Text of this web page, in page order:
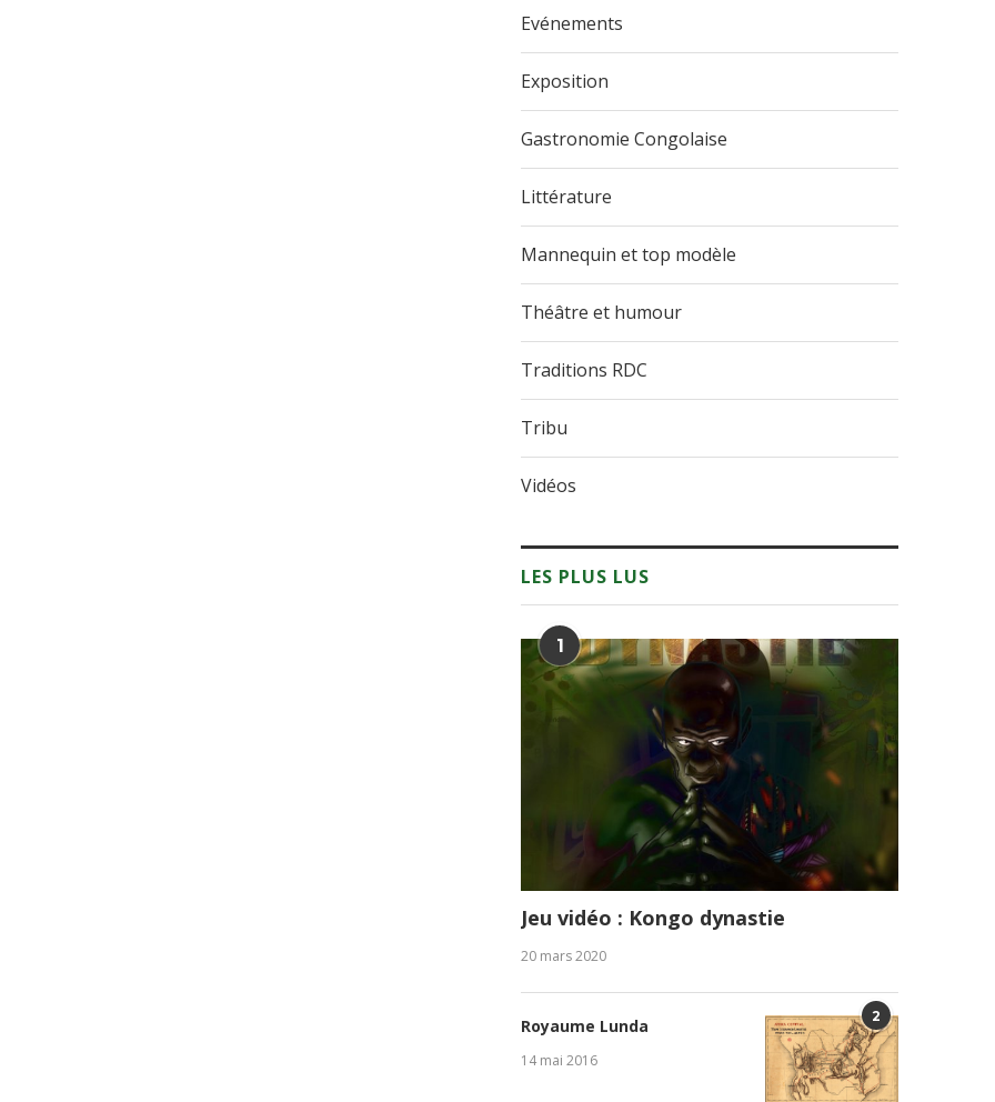
Evénements
Exposition
Gastronomie Congolaise
Littérature
Mannequin et top modèle
Théâtre et humour
Traditions RDC
Tribu
Vidéos
LES PLUS LUS
1
Jeu vidéo : Kongo dynastie
20 mars 2020
2
Royaume Lunda
14 mai 2016